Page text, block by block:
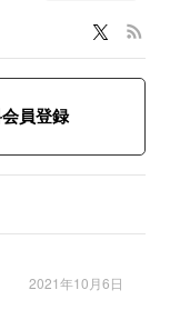
?
テーマ
』挿入歌
?
』挿入歌
チベたん』挿入歌
rss_feed
員登録
2021年10月6日